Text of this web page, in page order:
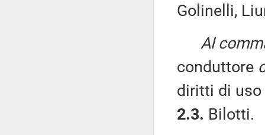
Golinelli,
Al
conduttore
diritti di
2.3. Bilotti.